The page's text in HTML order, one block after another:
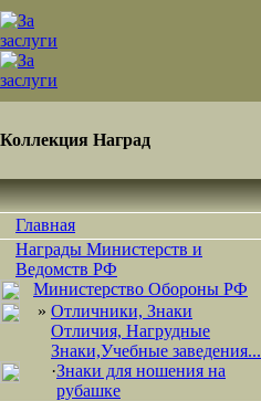
Коллекция Наград
Главная
Награды Министерств и
Ведомств РФ
Министерство Обороны РФ
» Отличники, Знаки
Отличия, Нагрудные
Знаки,Учебные заведения...
·Знаки для ношения на
рубашке